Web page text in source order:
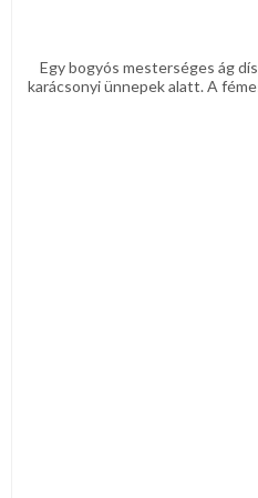
Egy bogyós mesterséges ág
karácsonyi ünnepek alatt. A